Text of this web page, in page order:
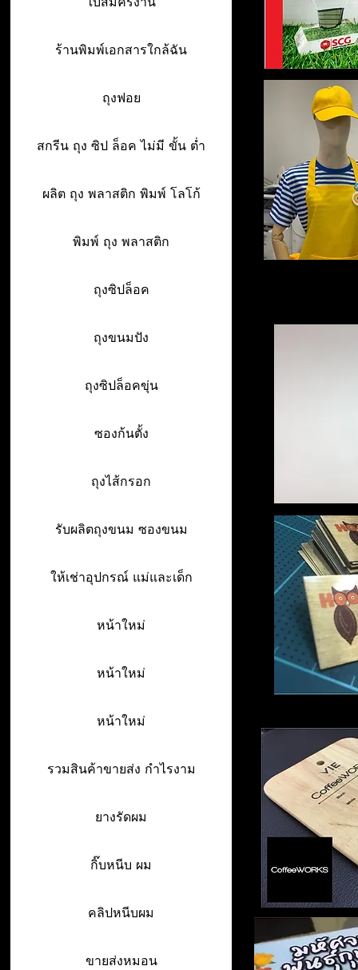
ร้านพิมพ์เอกสารใกล้ฉัน
ถุงฟอย
สกรีน ถุง ซิป ล็อค ไม่มี ขั้น ต่ำ
ผลิต ถุง พลาสติก พิมพ์ โลโก้
พิมพ์ ถุง พลาสติก
ถุงซิปล็อค
ถุงขนมปัง
ถุงซิปล็อคขุ่น
ซองก้นตั้ง
ถุงไส้กรอก
รับผลิตถุงขนม ซองขนม
ให้เช่าอุปกรณ์ แม่และเด็ก
หน้าใหม่
หน้าใหม่
หน้าใหม่
รวมสินค้าขายส่ง กำไรงาม
ยางรัดผม
กิ๊บหนีบ ผม
คลิปหนีบผม
ขายส่งหมอน